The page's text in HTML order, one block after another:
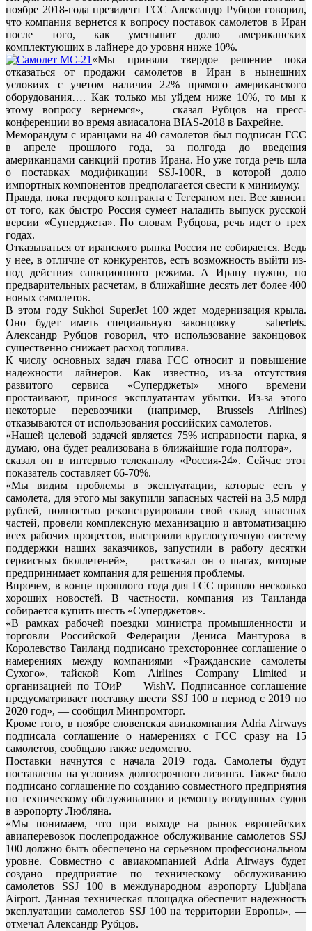
ноябре 2018-года президент ГСС Александр Рубцов говорил,
что компания вернется к вопросу поставок самолетов в Иран
после того, как уменьшит долю американских
комплектующих в лайнере до уровня ниже 10%.
«Мы приняли твердое решение пока
отказаться от продажи самолетов в Иран в нынешних
условиях с учетом наличия 22% прямого американского
оборудования…. Как только мы уйдем ниже 10%, то мы к
этому вопросу вернемся», — сказал Рубцов на пресс-
конференции во время авиасалона BIAS-2018 в Бахрейне.
Меморандум с иранцами на 40 самолетов был подписан ГСС
в апреле прошлого года, за полгода до введения
американцами санкций против Ирана. Но уже тогда речь шла
о поставках модификации SSJ-100R, в которой долю
импортных компонентов предполагается свести к минимуму.
Правда, пока твердого контракта с Тегераном нет. Все зависит
от того, как быстро Россия сумеет наладить выпуск русской
версии «Суперджета». По словам Рубцова, речь идет о трех
годах.
Отказываться от иранского рынка Россия не собирается. Ведь
у нее, в отличие от конкурентов, есть возможность выйти из-
под действия санкционного режима. А Ирану нужно, по
предварительных расчетам, в ближайшие десять лет более 400
новых самолетов.
В этом году Sukhoi SuperJet 100 ждет модернизация крыла.
Оно будет иметь специальную законцовку — saberlets.
Александр Рубцов говорил, что использование законцовок
существенно снижает расход топлива.
К числу основных задач глава ГСС относит и повышение
надежности лайнеров. Как известно, из-за отсутствия
развитого сервиса «Суперджеты» много времени
простаивают, принося эксплуатантам убытки. Из-за этого
некоторые перевозчики (например, Brussels Airlines)
отказываются от использования российских самолетов.
«Нашей целевой задачей является 75% исправности парка, я
думаю, она будет реализована в ближайшие года полтора», —
сказал он в интервью телеканалу «Россия-24». Сейчас этот
показатель составляет 66-70%.
«Мы видим проблемы в эксплуатации, которые есть у
самолета, для этого мы закупили запасных частей на 3,5 млрд
рублей, полностью реконструировали свой склад запасных
частей, провели комплексную механизацию и автоматизацию
всех рабочих процессов, выстроили круглосуточную систему
поддержки наших заказчиков, запустили в работу десятки
сервисных бюллетеней», — рассказал он о шагах, которые
предпринимает компания для решения проблемы.
Впрочем, в конце прошлого года для ГСС пришло несколько
хороших новостей. В частности, компания из Таиланда
собирается купить шесть «Суперджетов».
«В рамках рабочей поездки министра промышленности и
торговли Российской Федерации Дениса Мантурова в
Королевство Таиланд подписано трехстороннее соглашение о
намерениях между компаниями «Гражданские самолеты
Сухого», тайской Kom Airlines Company Limited и
организацией по ТОиР — WishV. Подписанное соглашение
предусматривает поставку шести SSJ 100 в период с 2019 по
2020 год», — сообщил Минпромторг.
Кроме того, в ноябре словенская авиакомпания Adria Airways
подписала соглашение о намерениях с ГСС сразу на 15
самолетов, сообщало также ведомство.
Поставки начнутся с начала 2019 года. Самолеты будут
поставлены на условиях долгосрочного лизинга. Также было
подписано соглашение по созданию совместного предприятия
по техническому обслуживанию и ремонту воздушных судов
в аэропорту Любляна.
«Мы понимаем, что при выходе на рынок европейских
авиаперевозок послепродажное обслуживание самолетов SSJ
100 должно быть обеспечено на серьезном профессиональном
уровне. Совместно с авиакомпанией Adria Airways будет
создано предприятие по техническому обслуживанию
самолетов SSJ 100 в международном аэропорту Ljubljana
Airport. Данная техническая площадка обеспечит надежность
эксплуатации самолетов SSJ 100 на территории Европы», —
отмечал Александр Рубцов.